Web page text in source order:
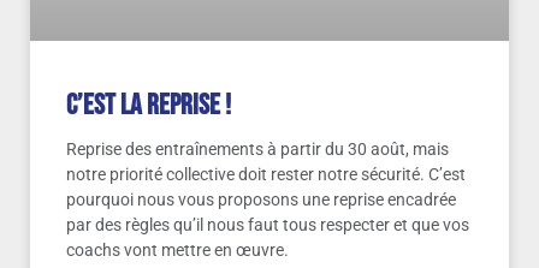
C’est la reprise !
Reprise des entraînements à partir du 30 août, mais
notre priorité collective doit rester notre sécurité. C’est
pourquoi nous vous proposons une reprise encadrée
par des règles qu’il nous faut tous respecter et que vos
coachs vont mettre en œuvre.